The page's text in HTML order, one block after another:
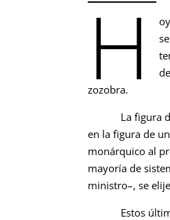
H
zozobra.
La figura de
en la figura de
monárquico al
mayoría de
ministro–, se
Estos últimos